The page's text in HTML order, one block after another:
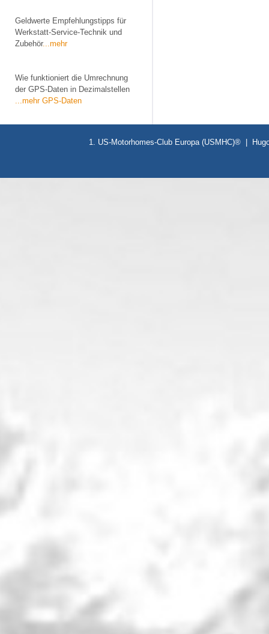
Geldwerte Empfehlungstipps für
Werkstatt-Service-Technik und
Zubehör...mehr
Wie funktioniert die Umrechnung
der GPS-Daten in Dezimalstellen
...mehr GPS-Daten
1. US-Motorhomes-Club Europa (USMHC)® |